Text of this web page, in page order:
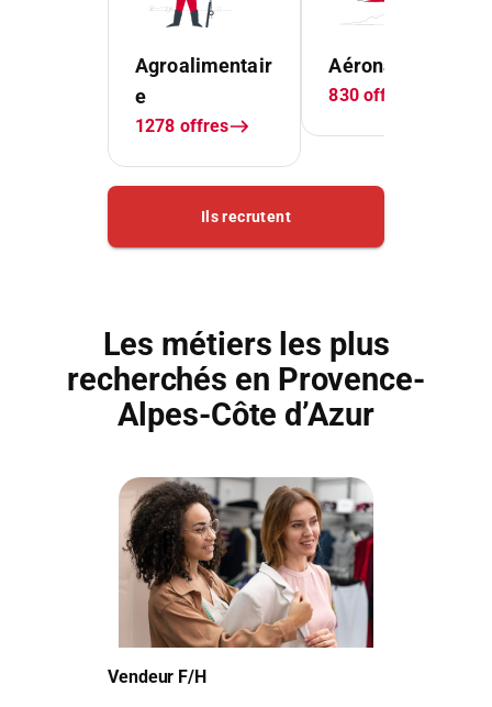
Les métiers les plus
recherchés en Provence-
Alpes-Côte d’Azur
Vendeur F/H